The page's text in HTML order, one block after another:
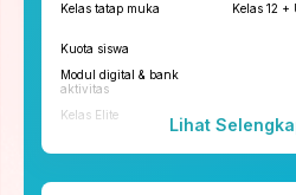
Tryout
Tryout Basic & Premium
Kelas tatap muka
Kelas 12
Kuota siswa
Modul digital & bank
aktivitas
Kelas Elite
Lihat